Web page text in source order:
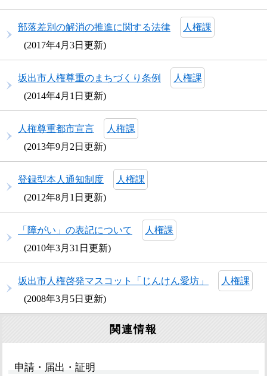
部落差別の解消の推進に関する法律
人権課
2017年4月3日更新
坂出市人権尊重のまちづくり条例
人権課
2014年4月1日更新
人権尊重都市宣言
人権課
2013年9月2日更新
登録型本人通知制度
人権課
2012年8月1日更新
「障がい」の表記について
人権課
2010年3月31日更新
坂出市人権啓発マスコット「じんけん愛坊」
人権課
2008年3月5日更新
関連情報
申請・届出・証明